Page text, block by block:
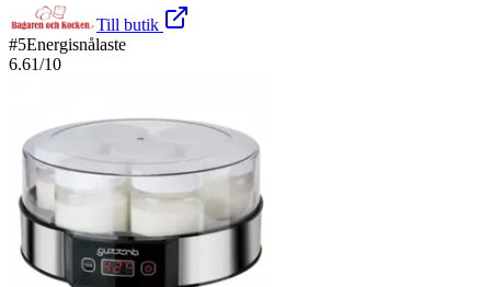
Till butik
#5Energisnålaste
6.61/10